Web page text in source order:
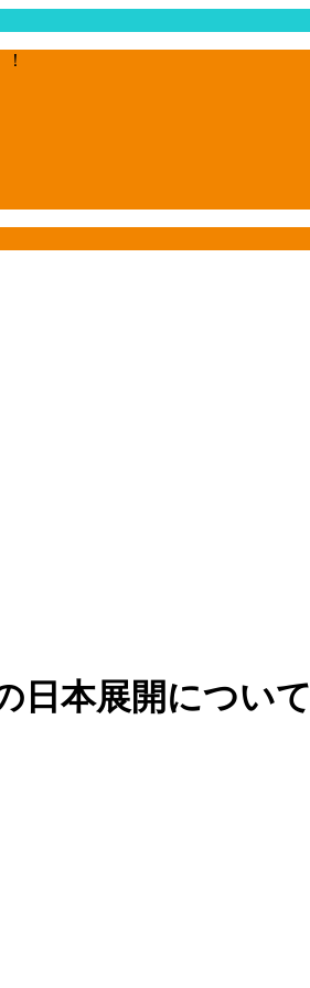
日本展開について